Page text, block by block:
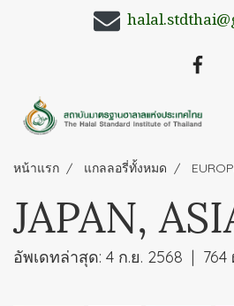
หน้าแรก แกลลอรี่ทั้งหมด
JAPAN,
อัพเดทล่าสุด: 4 ก.ย. 2568 | 764